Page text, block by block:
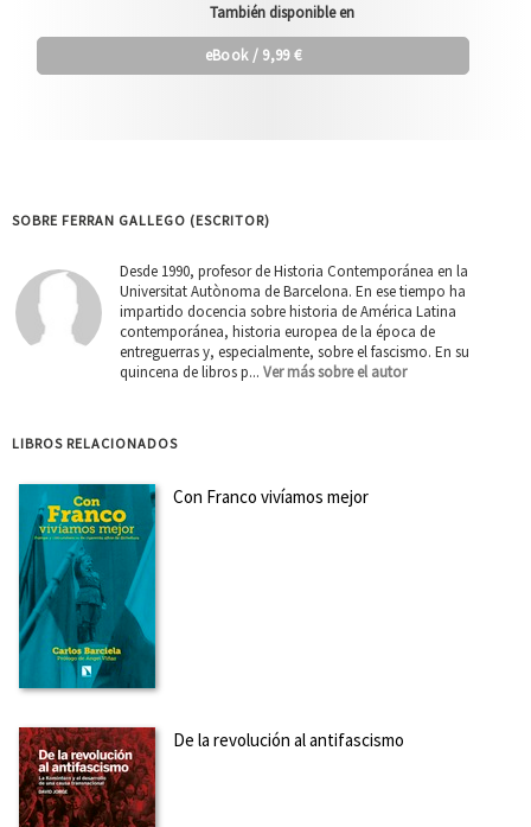
También disponible en
eBook/ 9,99 €
SOBRE FERRAN GALLEGO (ESCRITOR)
Desde 1990, profesor de Historia Contemporánea en la
Universitat Autònoma de Barcelona. En ese tiempo ha
impartido docencia sobre historia de América Latina
contemporánea, historia europea de la época de
entreguerras y, especialmente, sobre el fascismo. En su
quincena de libros p... Ver más sobre el autor
LIBROS RELACIONADOS
Con Franco vivíamos mejor
De la revolución al antifascismo